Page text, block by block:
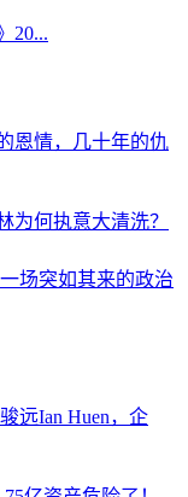
20...
恩情，几十年的仇
场突如其来的政治
远Ian Huen，企